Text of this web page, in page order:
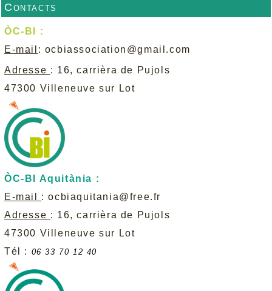
Contacts
ÒC-BI :
E-mail : ocbiassociation@gmail.com
Adresse : 16, carrièra de Pujols
47300 Villeneuve sur Lot
ÒC-BI Aquitània :
E-mail :ocbiaquitania@free.fr
Adresse : 16, carrièra de Pujols
47300 Villeneuve sur Lot
Tél : 06 33 70 12 40